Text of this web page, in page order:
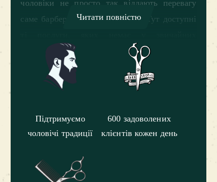
чоловіки не просто так віддають перевагу
саме барбершопу Frisor у Бучі. Тут доступні
перукарнях і навіть дорогих салонах краси.
Наприклад, дотримання класичного
чоловічого стилю та застосування складних
преміальні машинки і дуже гострі ножиці
дозволяють досягти бажаного результату. А
чоловіки-барбери точно знають переваги
гостей, оцінюючи безліч факторів
Читати повністю
Підтримуємо
чоловічі традиції
600 задоволених
клієнтів кожен день